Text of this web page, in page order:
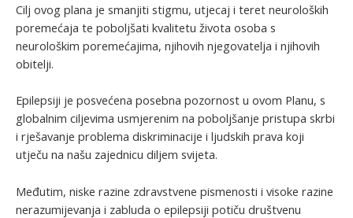
Cilj ovog plana je smanjiti stigmu, utjecaj i teret neuroloških
poremećaja te poboljšati kvalitetu života osoba s
neurološkim poremećajima, njihovih njegovatelja i njihovih
obitelji.
Epilepsiji je posvećena posebna pozornost u ovom Planu, s
globalnim ciljevima usmjerenim na poboljšanje pristupa skrbi
i rješavanje problema diskriminacije i ljudskih prava koji
utječu na našu zajednicu diljem svijeta.
Međutim, niske razine zdravstvene pismenosti i visoke razine
nerazumijevanja i zabluda o epilepsiji potiču društvenu